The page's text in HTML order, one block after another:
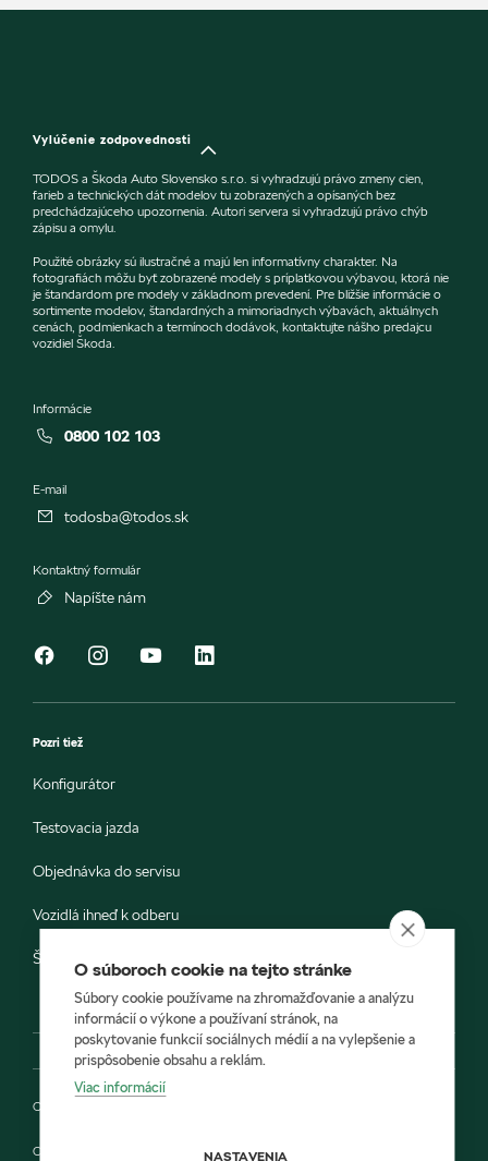
Vylúčenie zodpovednosti
TODOS a Škoda Auto Slovensko s.r.o. si vyhradzujú právo zmeny cien,
farieb a technických dát modelov tu zobrazených a opísaných bez
predchádzajúceho upozornenia. Autori servera si vyhradzujú právo chýb
zápisu a omylu.
Použité obrázky sú ilustračné a majú len informatívny charakter. Na
fotografiách môžu byť zobrazené modely s príplatkovou výbavou, ktorá nie
je štandardom pre modely v základnom prevedení. Pre bližšie informácie o
sortimente modelov, štandardných a mimoriadnych výbavách, aktuálnych
cenách, podmienkach a termínoch dodávok, kontaktujte nášho predajcu
vozidiel Škoda.
Informácie
0800 102 103
E-mail
todosba@todos.sk
Kontaktný formulár
Napíšte nám
Pozri tiež
Konfigurátor
Testovacia jazda
Objednávka do servisu
Vozidlá ihneď k odberu
Škoda E-shop
Ochrana osobných údajov
Cookies
O súboroch cookie na tejto stránke
Súbory cookie používame na zhromažďovanie a analýzu
informácií o výkone a používaní stránok, na
poskytovanie funkcií sociálnych médií a na vylepšenie a
prispôsobenie obsahu a reklám.
Viac informácií
NASTAVENIA